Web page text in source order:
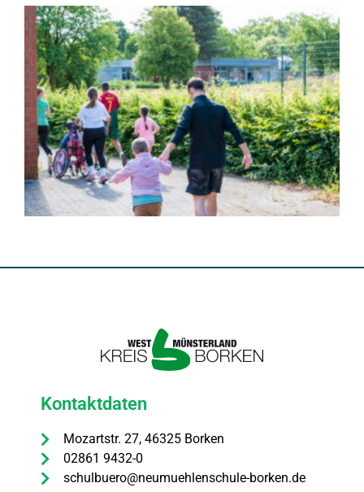
Kontaktdaten
Mozartstr. 27, 46325 Borken
02861 9432-0
schulbuero@neumuehlenschule-borken.de